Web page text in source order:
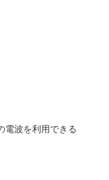
電波を利用できる